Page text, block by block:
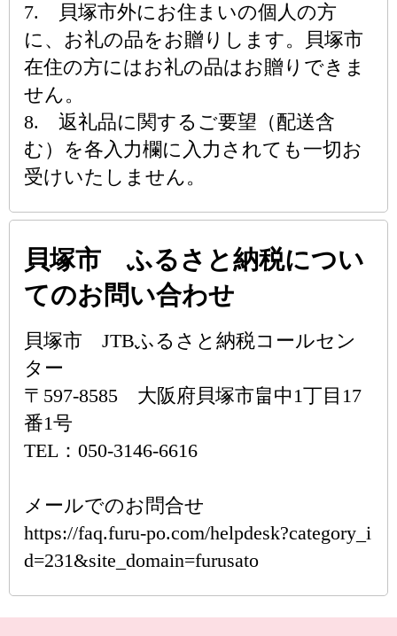
7. 貝塚市外にお住まいの個人の方
に、お礼の品をお贈りします。貝塚市
在住の方にはお礼の品はお贈りできま
せん。
8. 返礼品に関するご要望（配送含
む）を各入力欄に入力されても一切お
受けいたしません。
貝塚市 ふるさと納税につい
てのお問い合わせ
貝塚市 JTBふるさと納税コールセン
ター
〒597-8585 大阪府貝塚市畠中1丁目17
番1号
TEL：050-3146-6616
メールでのお問合せ
https://faq.furu-po.com/helpdesk?category_i
d=231&site_domain=furusato